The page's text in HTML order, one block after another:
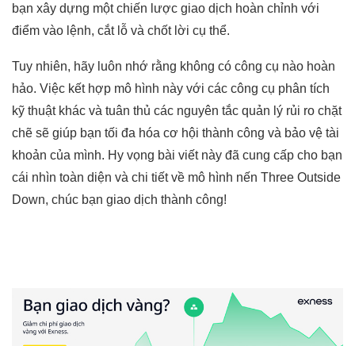
bạn xây dựng một chiến lược giao dịch hoàn chỉnh với
điểm vào lệnh, cắt lỗ và chốt lời cụ thể.
Tuy nhiên, hãy luôn nhớ rằng không có công cụ nào hoàn
hảo. Việc kết hợp mô hình này với các công cụ phân tích
kỹ thuật khác và tuân thủ các nguyên tắc quản lý rủi ro chặt
chẽ sẽ giúp bạn tối đa hóa cơ hội thành công và bảo vệ tài
khoản của mình. Hy vọng bài viết này đã cung cấp cho bạn
cái nhìn toàn diện và chi tiết về mô hình nến Three Outside
Down, chúc bạn giao dịch thành công!